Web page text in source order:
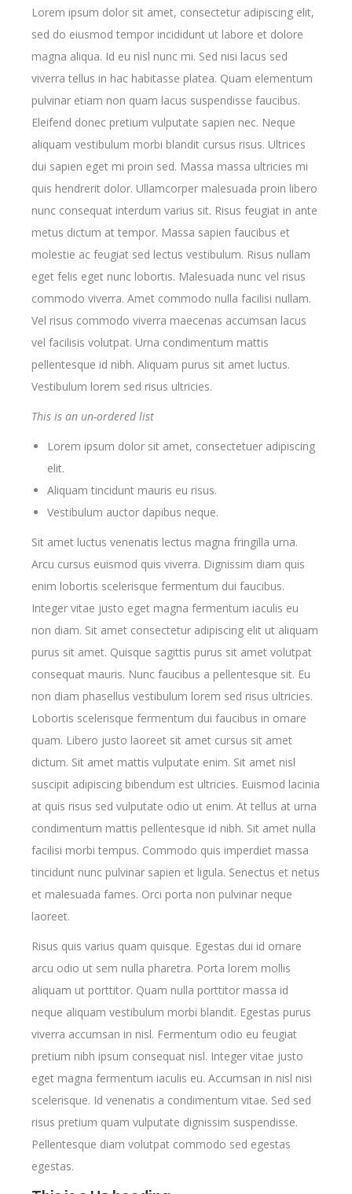
Lorem ipsum dolor sit amet, consectetur adipiscing elit,
sed do eiusmod tempor incididunt ut labore et dolore
magna aliqua. Id eu nisl nunc mi. Sed nisi lacus sed
viverra tellus in hac habitasse platea. Quam elementum
pulvinar etiam non quam lacus suspendisse faucibus.
Eleifend donec pretium vulputate sapien nec. Neque
aliquam vestibulum morbi blandit cursus risus. Ultrices
dui sapien eget mi proin sed. Massa massa ultricies mi
quis hendrerit dolor. Ullamcorper malesuada proin libero
nunc consequat interdum varius sit. Risus feugiat in ante
metus dictum at tempor. Massa sapien faucibus et
molestie ac feugiat sed lectus vestibulum. Risus nullam
eget felis eget nunc lobortis. Malesuada nunc vel risus
commodo viverra. Amet commodo nulla facilisi nullam.
Vel risus commodo viverra maecenas accumsan lacus
vel facilisis volutpat. Urna condimentum mattis
pellentesque id nibh. Aliquam purus sit amet luctus.
Vestibulum lorem sed risus ultricies.
This is an un-ordered list
Lorem ipsum dolor sit amet, consectetuer adipiscing
elit.
Aliquam tincidunt mauris eu risus.
Vestibulum auctor dapibus neque.
Sit amet luctus venenatis lectus magna fringilla urna.
Arcu cursus euismod quis viverra. Dignissim diam quis
enim lobortis scelerisque fermentum dui faucibus.
Integer vitae justo eget magna fermentum iaculis eu
non diam. Sit amet consectetur adipiscing elit ut aliquam
purus sit amet. Quisque sagittis purus sit amet volutpat
consequat mauris. Nunc faucibus a pellentesque sit. Eu
non diam phasellus vestibulum lorem sed risus ultricies.
Lobortis scelerisque fermentum dui faucibus in ornare
quam. Libero justo laoreet sit amet cursus sit amet
dictum. Sit amet mattis vulputate enim. Sit amet nisl
suscipit adipiscing bibendum est ultricies. Euismod lacinia
at quis risus sed vulputate odio ut enim. At tellus at urna
condimentum mattis pellentesque id nibh. Sit amet nulla
facilisi morbi tempus. Commodo quis imperdiet massa
tincidunt nunc pulvinar sapien et ligula. Senectus et netus
et malesuada fames. Orci porta non pulvinar neque
laoreet.
Risus quis varius quam quisque. Egestas dui id ornare
arcu odio ut sem nulla pharetra. Porta lorem mollis
aliquam ut porttitor. Quam nulla porttitor massa id
neque aliquam vestibulum morbi blandit. Egestas purus
viverra accumsan in nisl. Fermentum odio eu feugiat
pretium nibh ipsum consequat nisl. Integer vitae justo
eget magna fermentum iaculis eu. Accumsan in nisl nisi
scelerisque. Id venenatis a condimentum vitae. Sed sed
risus pretium quam vulputate dignissim suspendisse.
Pellentesque diam volutpat commodo sed egestas
egestas.